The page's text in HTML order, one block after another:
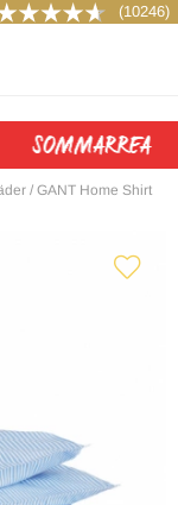
(10246)
LOGGA IN
/ GANT Home Shirt